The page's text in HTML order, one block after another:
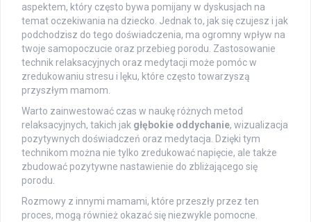
aspektem, który często bywa pomijany w dyskusjach na
temat oczekiwania na dziecko. Jednak to, jak się czujesz i jak
podchodzisz do tego doświadczenia, ma ogromny wpływ na
twoje samopoczucie oraz przebieg porodu. Zastosowanie
technik relaksacyjnych oraz medytacji może pomóc w
zredukowaniu stresu i lęku, które często towarzyszą
przyszłym mamom.
Warto zainwestować czas w naukę różnych metod
relaksacyjnych, takich jak głębokie oddychanie, wizualizacja
pozytywnych doświadczeń oraz medytacja. Dzięki tym
technikom można nie tylko zredukować napięcie, ale także
zbudować pozytywne nastawienie do zbliżającego się
porodu.
Rozmowy z innymi mamami, które przeszły przez ten
proces, mogą również okazać się niezwykle pomocne.